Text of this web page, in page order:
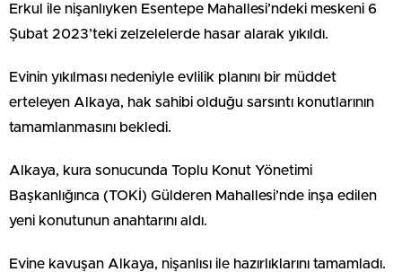
Erkul ile nişanlıyken Esentepe Mahallesi’ndeki meskeni 6
Şubat 2023’teki zelzelelerde hasar alarak yıkıldı.
Evinin yıkılması nedeniyle evlilik planını bir müddet
erteleyen Alkaya, hak sahibi olduğu sarsıntı konutlarının
tamamlanmasını bekledi.
Alkaya, kura sonucunda Toplu Konut Yönetimi
Başkanlığınca (TOKİ) Gülderen Mahallesi’nde inşa edilen
yeni konutunun anahtarını aldı.
Evine kavuşan Alkaya, nişanlısı ile hazırlıklarını tamamladı.